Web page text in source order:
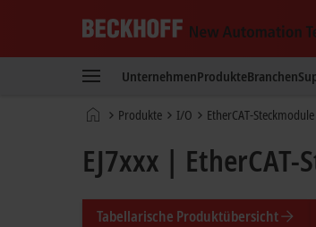
New
Technology
UnternehmenProdukteBranchen
StartseiteProdukte I/O EtherCAT-Steckmodule
EJ7xxx |
Tabellarische Produktübersicht